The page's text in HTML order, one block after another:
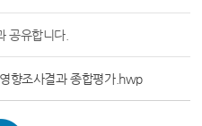
공유합니다.
향조사결과 종합평가.hwp